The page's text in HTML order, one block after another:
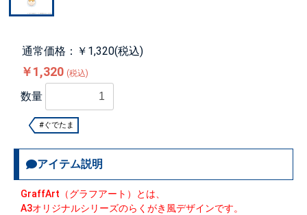
通常価格：￥1,320(税込)
￥1,320 (税込)
数量
#ぐでたま
アイテム説明
GraffArt（グラフアート）とは、
A3オリジナルシリーズのらくがき風デザインです。